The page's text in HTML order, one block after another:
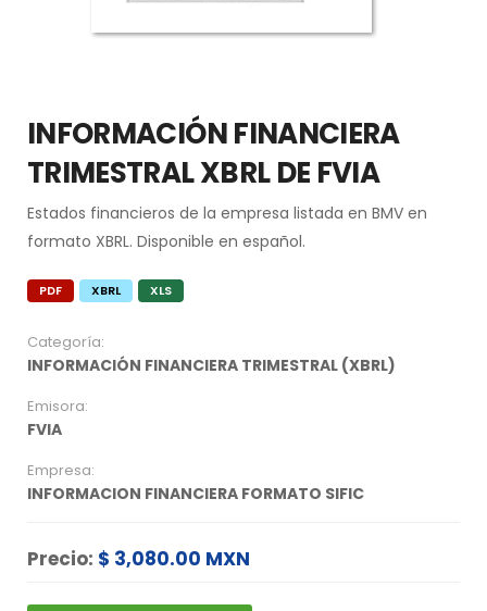
INFORMACIÓN FINANCIERA
TRIMESTRAL XBRL DE FVIA
Estados financieros de la empresa listada en BMV en
formato XBRL. Disponible en español.
PDF XBRL XLS
Categoría:
INFORMACIÓN FINANCIERA TRIMESTRAL (XBRL)
Emisora:
FVIA
Empresa:
INFORMACION FINANCIERA FORMATO SIFIC
Precio: $ 3,080.00 MXN